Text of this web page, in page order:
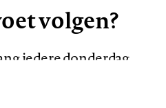
volgen?
iedere donderdag